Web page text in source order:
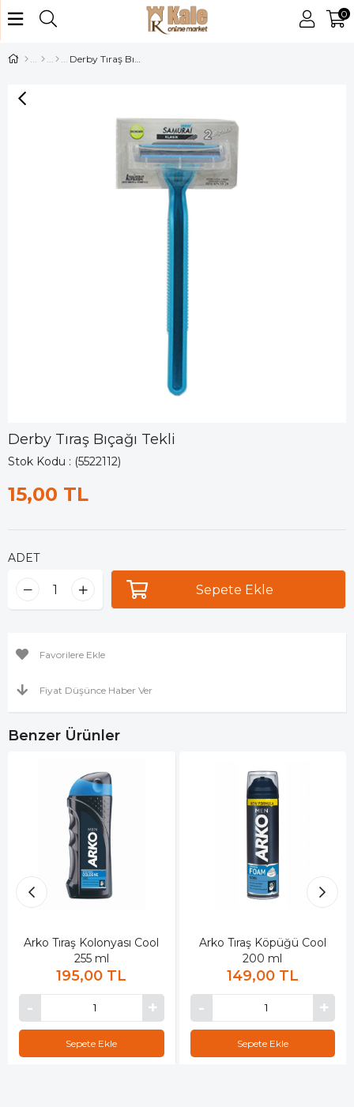
0
Derby Tıraş Bıçağı Tekli
Derby Tıraş Bıçağı Tekli
Stok Kodu (5522112)
15,00 TL
ADET
Favorilere Ekle
Fiyat Düşünce Haber Ver
Benzer Ürünler
Arko Tıraş Kolonyası Cool
255 ml
195,00 TL
Sepete Ekle
Arko Tıraş Köpüğü Cool
200 ml
149,00 TL
Sepete Ekle